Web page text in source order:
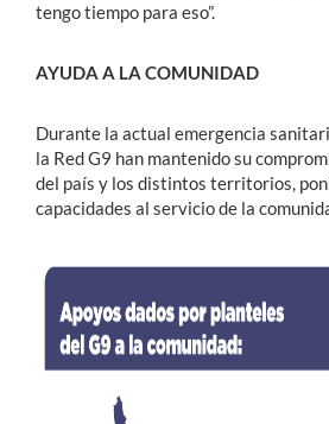
tengo tiempo para eso”.
AYUDA A LA COMUNIDAD
Durante la actual emergencia
la Red G9 han mantenido su
del país y los distintos territorios,
capacidades al servicio de la